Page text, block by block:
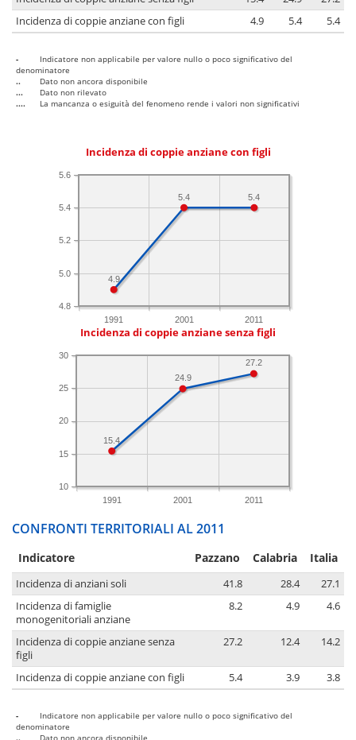
Incidenza di coppie anziane con figli
4.9 5.4 5.4
-
Indicatore non applicabile per valore nullo o poco significativo del
denominatore
..
Dato non ancora disponibile
...
Dato non rilevato
....
La mancanza o esiguità del fenomeno rende i valori non significativi
Incidenza di coppie anziane con figli
1991 2001 2011
4.8
5.0
5.2
5.4
5.6
5.4
5.4
4.9
Incidenza di coppie anziane senza figli
1991 2001 2011
10
15
20
25
30
27.2
24.9
15.4
CONFRONTI TERRITORIALI AL 2011
Indicatore Pazzano Calabria Italia
Incidenza di anziani soli 41.8 28.4
27.1
Incidenza di famiglie
monogenitoriali anziane
8.2 4.9 4.6
Incidenza di coppie anziane senza
figli
27.2 12.4 14.2
Incidenza di coppie anziane con figli 5.4 3.9 3.8
-
Indicatore non applicabile per valore nullo o poco significativo del
denominatore